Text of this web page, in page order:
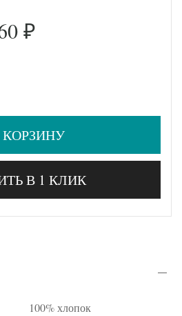
₽
КОРЗИНУ
В 1 КЛИК
100% хлопок